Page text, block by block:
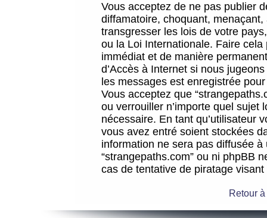
Vous acceptez de ne pas publier
diffamatoire, choquant,
transgresser les lois de votre
ou la Loi Internationale. Faire
immédiat et de manière
d’Accès à Internet si nous
les messages est enregistrée
Vous acceptez que
ou verrouiller n’importe quel sujet
nécessaire. En tant qu’utilisateur
vous avez entré soient stockées
information ne sera pas diffusée
“strangepaths.com” ou ni phpBB
cas de tentative de piratage
Retour